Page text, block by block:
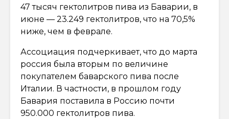
47 тысяч гектолитров пива из Баварии, в
июне — 23.249 гектолитров, что на 70,5%
ниже, чем в феврале.
Ассоциация подчеркивает, что до марта
россия была вторым по величине
покупателем баварского пива после
Италии. В частности, в прошлом году
Бавария поставила в Россию почти
950.000 гектолитров пива.